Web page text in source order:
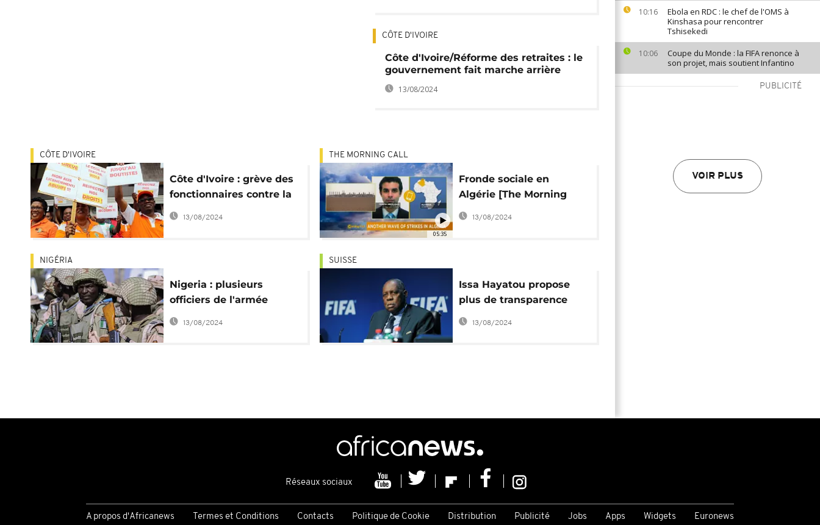
10:16
Ebola en RDC : le chef de l'OMS à
Kinshasa pour rencontrer
Tshisekedi
10:06
Coupe du Monde : la FIFA renonce à
son projet, mais soutient Infantino
PUBLICITÉ
VOIR PLUS
CÔTE D'IVOIRE
Côte d'Ivoire/Réforme des retraites : le
gouvernement fait marche arrière
13/08/2024
CÔTE D'IVOIRE
Côte d'Ivoire : grève des
fonctionnaires contre la
réforme des retraites
13/08/2024
05:35
THE MORNING CALL
Fronde sociale en
Algérie [The Morning
Call]
13/08/2024
NIGÉRIA
Nigeria : plusieurs
officiers de l'armée
révoqués
13/08/2024
SUISSE
Issa Hayatou propose
plus de transparence
pour réformer la FIFA
13/08/2024
Réseaux sociaux
A propos d'Africanews Termes et Conditions Contacts Politique de Cookie Distribution Publicité Jobs Apps Widgets Euronews